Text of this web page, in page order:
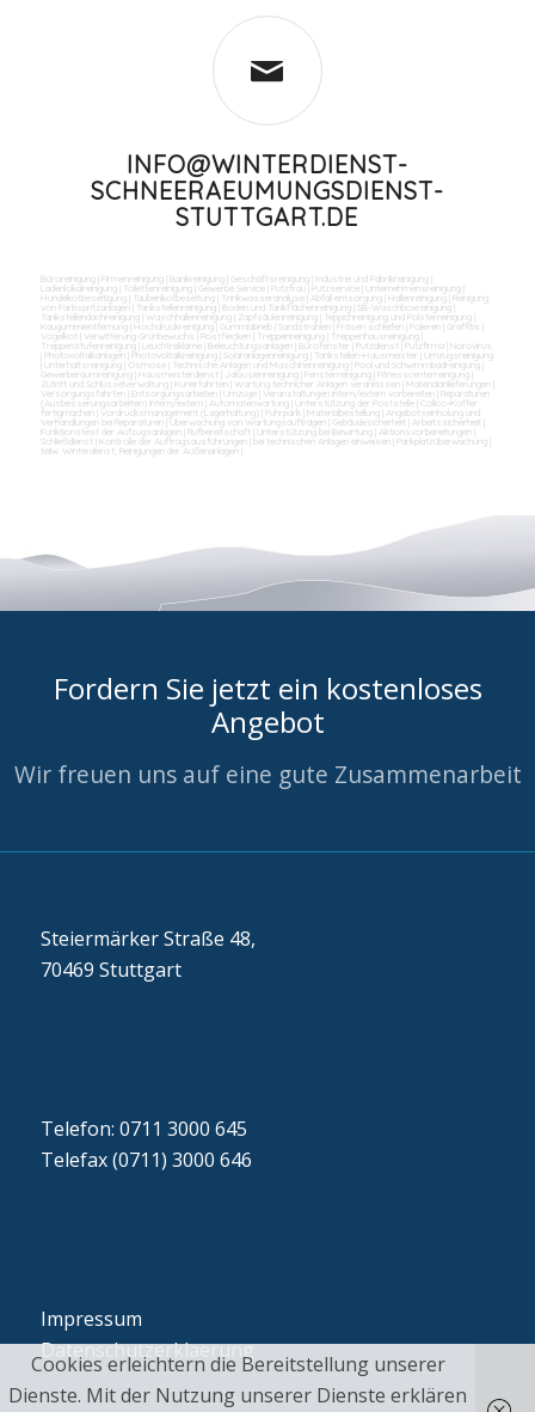
INFO@WINTERDIENST-
SCHNEERAEUMUNGSDIENST-
STUTTGART.DE
Büroreinigung| Firmenreinigung| Bankreinigung| Geschäftsreinigung| Industrie und Fabrikreinigung|
Ladenlokalreinigung| Toilettenreinigung| Gewerbe Service| Putzfrau| Putzservice| Unternehmensreinigung|
Hundekotbeseitigung| Taubenkotbeseitung| Trinkwasseranalyse| Abfall entsorgung| Hallenreinigung| Reinigung
von Farbspritzanlagen
Tankstellenreinigung| Boden und Tankflächenreinigung| SB-Waschboxreinigung|
Tankstellendachreinigung| Waschhallenreinigung| Zapfsäulenreinigung| Teppichreinigung und Polsterreinigung|
Kaugummientfernung| Hochdruckreinigung| Gummiabrieb| Sandstrahlen Fräsen schleifen Polieren Graffitis
Vogelkot
Verwitterung Grünbewuchs | Rostflecken Treppenreinigung| Treppenhausreinigung|
Treppenstufenreinigung| Leuchtreklame| Beleuchtungsanlagen Bürofenster Putzdienst |Putzfirma| Norovirus
Photovoltaikanlagen Photovoltaikreinigung| Solaranlagenreinigung| Tankstellen-Hausmeister
Umzugsreinigung
Unterhaltsreinigung| Osmose| Technische Anlagen und Maschinenreinigung| Pool und Schwimmbadreinigung|
Gewerberaumreinigung| Hausmeisterdienst Jalousienreinigung| Fensterreinigung| Fitnesscenterreinigung|
Zutritt und Schlüsselverwaltung| Kurierfahrten Wartung technicher Anlagen veranlassen Materialanlieferungen
Versorgungsfahrten
Entsorgungsarbeiten Umzüge| Veranstaltungen intern/extern vorbereiten
Reparaturen
(Ausbesserungsarbeiten) intern/extern
Automatenwartung| Unterstützung der Poststelle|
Collico-Koffer
fertigmachen
Vordrucksmanagement (Lagerhaltung)| Fuhrpark| Materialbestellung| Angebotseinholung und
Verhandlungen bei Reparaturen |Überwachung von Wartungsaufträgen Gebäudesicherheit Arbeitssicherheit
Funktionstest der Aufzugsanlagen
Rufbereitschaft Unterstützung bei Bewirtung| Aktionsvorbereitungen
Schließdienst Kontrolle der Auftragsausführungen bei technischen Anlagen einweisen Parkplatzüberwachung|
teilw. Winterdienst, Reinigungen der Außenanlagen
Fordern Sie jetzt ein kostenloses
Angebot
Wir freuen uns auf eine gute Zusammenarbeit
Steiermärker Straße 48,
70469 Stuttgart
Telefon: 0711 3000 645
Telefax (0711) 3000 646
Impressum
Datenschutzerklaerung
Cookies erleichtern die Bereitstellung unserer
Dienste. Mit der Nutzung unserer Dienste erklären